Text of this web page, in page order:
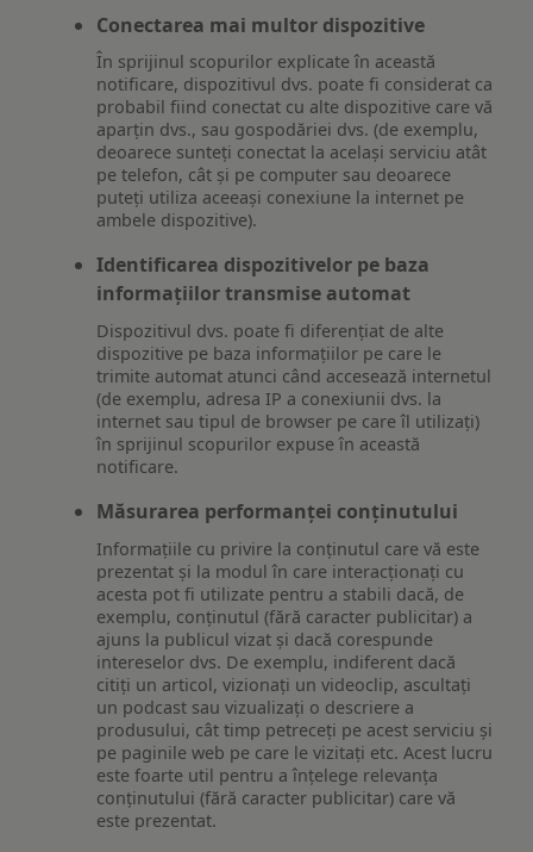
Conectarea mai multor dispozitive
În sprijinul scopurilor explicate în această
notificare, dispozitivul dvs. poate fi considerat ca
probabil fiind conectat cu alte dispozitive care vă
aparțin dvs., sau gospodăriei dvs. (de exemplu,
deoarece sunteți conectat la același serviciu atât
pe telefon, cât și pe computer sau deoarece
puteți utiliza aceeași conexiune la internet pe
ambele dispozitive).
Identificarea dispozitivelor pe baza
informațiilor transmise automat
Dispozitivul dvs. poate fi diferențiat de alte
dispozitive pe baza informațiilor pe care le
trimite automat atunci când accesează internetul
(de exemplu, adresa IP a conexiunii dvs. la
internet sau tipul de browser pe care îl utilizați)
în sprijinul scopurilor expuse în această
notificare.
Măsurarea performanței conținutului
Informațiile cu privire la conținutul care vă este
prezentat și la modul în care interacționați cu
acesta pot fi utilizate pentru a stabili dacă, de
exemplu, conținutul (fără caracter publicitar) a
ajuns la publicul vizat și dacă corespunde
intereselor dvs. De exemplu, indiferent dacă
citiți un articol, vizionați un videoclip, ascultați
un podcast sau vizualizați o descriere a
produsului, cât timp petreceți pe acest serviciu și
pe paginile web pe care le vizitați etc. Acest lucru
este foarte util pentru a înțelege relevanța
conținutului (fără caracter publicitar) care vă
este prezentat.